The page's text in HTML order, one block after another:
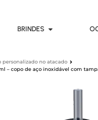
BRINDES
no atacado
– copo de aço inoxidável com